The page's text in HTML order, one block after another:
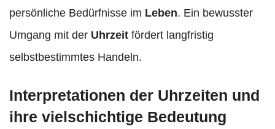
persönliche Bedürfnisse im Leben. Ein bewusster
Umgang mit der Uhrzeit fördert langfristig
selbstbestimmtes Handeln.
Interpretationen der Uhrzeiten und
ihre vielschichtige Bedeutung